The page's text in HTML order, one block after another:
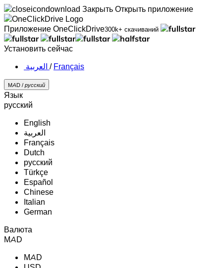
Закрыть Открыть приложение
Приложение OneClickDrive300k+ скачиваний
Установить сейчас
‏العربية ‏ / Français
MAD / русский
Язык
русский
English
‏العربية‏
Français
Dutch
русский
Türkçe
Español
Chinese
Italian
German
Валюта
MAD
MAD